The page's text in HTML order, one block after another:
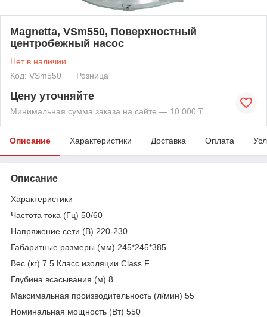
Magnetta, VSm550, Поверхностный
центробежный насос
Нет в наличии
Код: VSm550
Розница
Цену уточняйте
Минимальная сумма заказа на сайте — 10 000 ₸
Описание Характеристики Доставка Оплата
Описание
Характеристики
Частота тока (Гц) 50/60
Напряжение сети (В) 220-230
Габаритные размеры (мм) 245*245*385
Вес (кг) 7.5 Класс изоляции Class F
Глубина всасывания (м) 8
Максимальная производительность (л/мин) 55
Номинальная мощность (Вт) 550